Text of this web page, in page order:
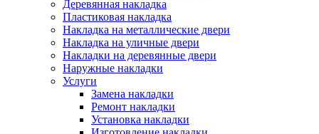
Деревянная накладка
Пластиковая накладка
Накладка на металлические двери
Накладка на уличные двери
Накладки на деревянные двери
Наружные накладки
Услуги
Замена накладки
Ремонт накладки
Установка накладки